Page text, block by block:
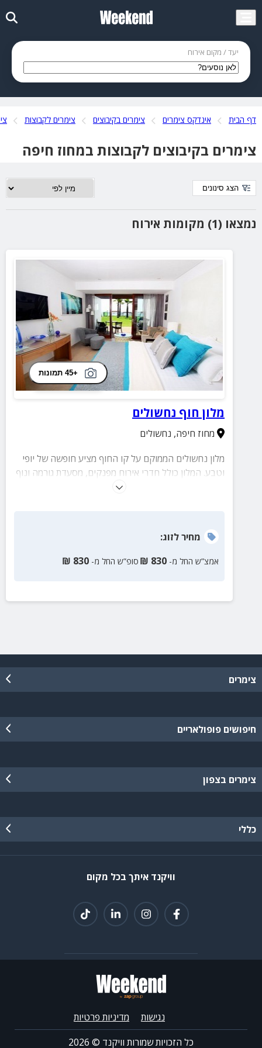
יעד / מקום אירוח
דף הבית אינדקס צימרים צימרים בקיבוצים צימרים לקבוצות
צימרים בקיבוצים לקבוצות במחוז חיפה
נמצאו (1) מקומות אירוח
הצג סינונים
+45 תמונות
מלון חוף נחשולים
מחוז חיפה, נחשולים
מלון נחשולים הממוקם על קו החוף מציע חופשה של יופי
וטבע. המלון כולל חדרי אירוח מפנקים, מסעדת גורמה ונוף
מחירלזוג:
אמצ”ש החל מ- 830
₪ סופ”ש החל מ- 830
₪
צימרים
חיפושים פופולאריים
צימרים בצפון
כללי
וויקנד איתך בכל מקום
נגישות
מדיניות פרטיות
כל הזכויות שמורות וויקנד © 2026